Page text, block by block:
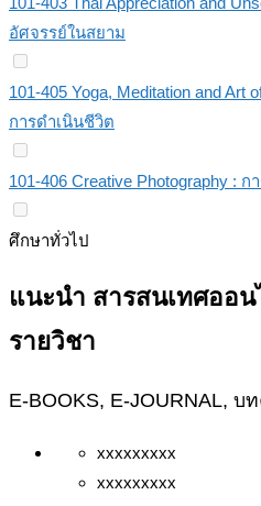
อัศจรรย์ในสยาม
101-405 Yoga, Meditation and
การดำเนินชีวิต
101-406 Creative Photography : ก
ศึกษาทั่วไป
แนะนำ สารสนเทศออ
รายวิชา
E-BOOKS, E-JOURNAL, บ
xxxxxxxxx
xxxxxxxxx